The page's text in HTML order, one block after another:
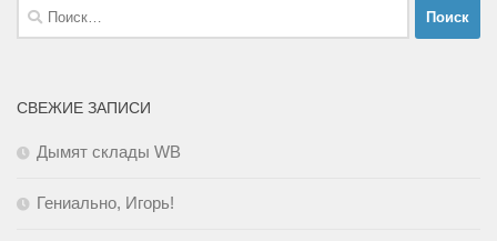
Найти:
СВЕЖИЕ ЗАПИСИ
Дымят склады WB
Гениально, Игорь!